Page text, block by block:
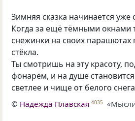
Зимняя сказка начинается уже
Когда за ещё тёмными окнами
снежинки на своих парашютах
стёкла.
Ты смотришь на эту красоту,
фонарём, и на душе
светлее и чище от белого
© Надежда Плавская 4035